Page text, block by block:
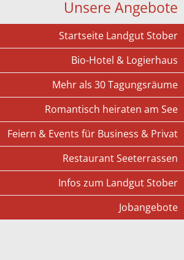
Unsere Angebote
Startseite Landgut Stober
Bio-Hotel & Logierhaus
Mehr als 30 Tagungsräume
Romantisch heiraten am See
Feiern & Events für Business & Privat
Restaurant Seeterrassen
Infos zum Landgut Stober
Jobangebote